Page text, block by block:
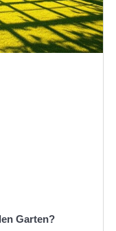
Garten?